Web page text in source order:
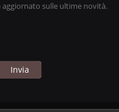
sulle ultime novità.
Invia